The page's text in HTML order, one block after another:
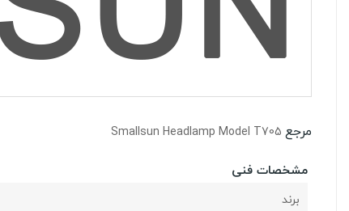
مرجع Smallsun Headlamp Model T705
مشخصات فنی
برند